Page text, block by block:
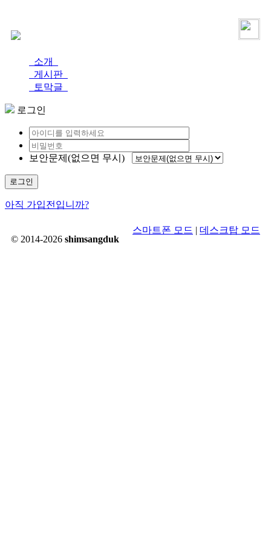
소개
게시판
토막글
로그인
보안문제(없으면 무시)
로그인
아직 가입전입니까?
© 2014-2026 shimsangduk
스마트폰 모드 | 데스크탑 모드